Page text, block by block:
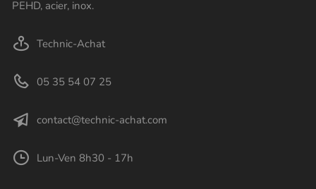
PEHD, acier, inox.
Technic-Achat
05 35 54 07 25
contact@technic-achat.com
Lun-Ven 8h30 - 17h